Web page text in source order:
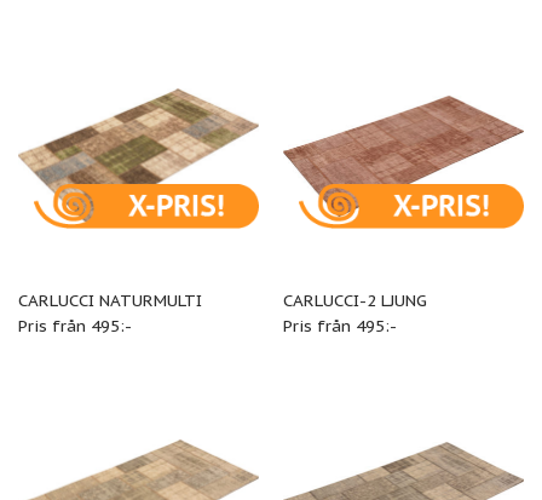
CARLUCCI NATURMULTI
Pris från 495:-
CARLUCCI-2 LJUNG
Pris från 495:-